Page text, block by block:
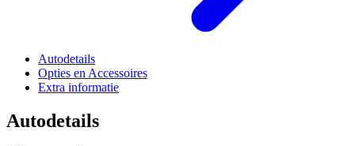
Autodetails
Opties en Accessoires
Extra informatie
Autodetails